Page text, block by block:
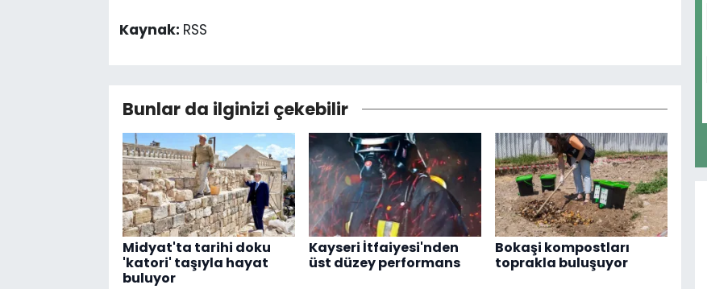
Kaynak: RSS
Bunlar da ilginizi çekebilir
Midyat'ta tarihi doku
'katori' taşıyla hayat
buluyor
Kayseri İtfaiyesi'nden
üst düzey performans
Bokaşi kompostları
toprakla buluşuyor